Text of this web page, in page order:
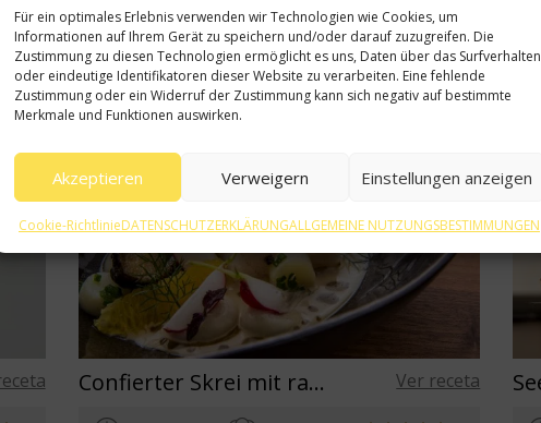
Für ein optimales Erlebnis verwenden wir Technologien wie Cookies, um
Informationen auf Ihrem Gerät zu speichern und/oder darauf zuzugreifen. Die
Zustimmung zu diesen Technologien ermöglicht es uns, Daten über das Surfverhalten
oder eindeutige Identifikatoren dieser Website zu verarbeiten. Eine fehlende
Zustimmung oder ein Widerruf der Zustimmung kann sich negativ auf bestimmte
Merkmale und Funktionen auswirken.
Akzeptieren Verweigern Einstellungen anzeigen
Cookie-RichtlinieDATENSCHUTZERKLÄRUNGALLGEMEINE NUTZUNGSBESTIMMUNGEN
30 min Media
Confierter Skrei mit raz El-Hanout-sauce und gebackener topinambur Ver receta